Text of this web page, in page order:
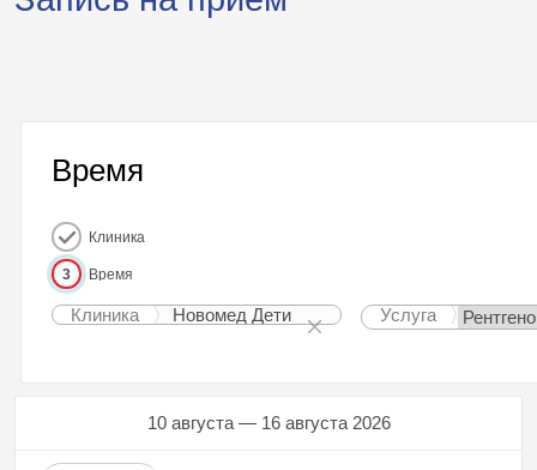
Время
Клиника
3 Время
Клиника Новомед Дети Услуга
10 августа — 16 августа 2026